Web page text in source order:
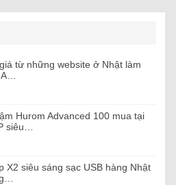
từ những website ở Nhật làm
A…
Hurom Advanced 100 mua tại
siêu…
X2 siêu sáng sạc USB hàng Nhật